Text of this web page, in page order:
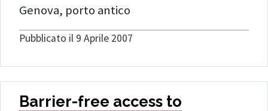
Genova, porto antico
Pubblicato il 9 Aprile 2007
Barrier-free access to